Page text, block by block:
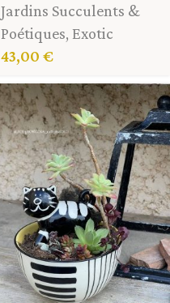
Jardins Succulents &
Poétiques, Exotic
43,00 €